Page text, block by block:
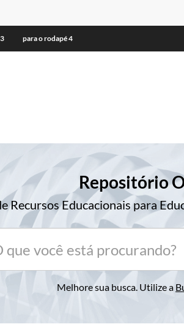
3 para o rodapé4
Repositório
Recursos Educacionais para
Melhore sua busca. Utilize a